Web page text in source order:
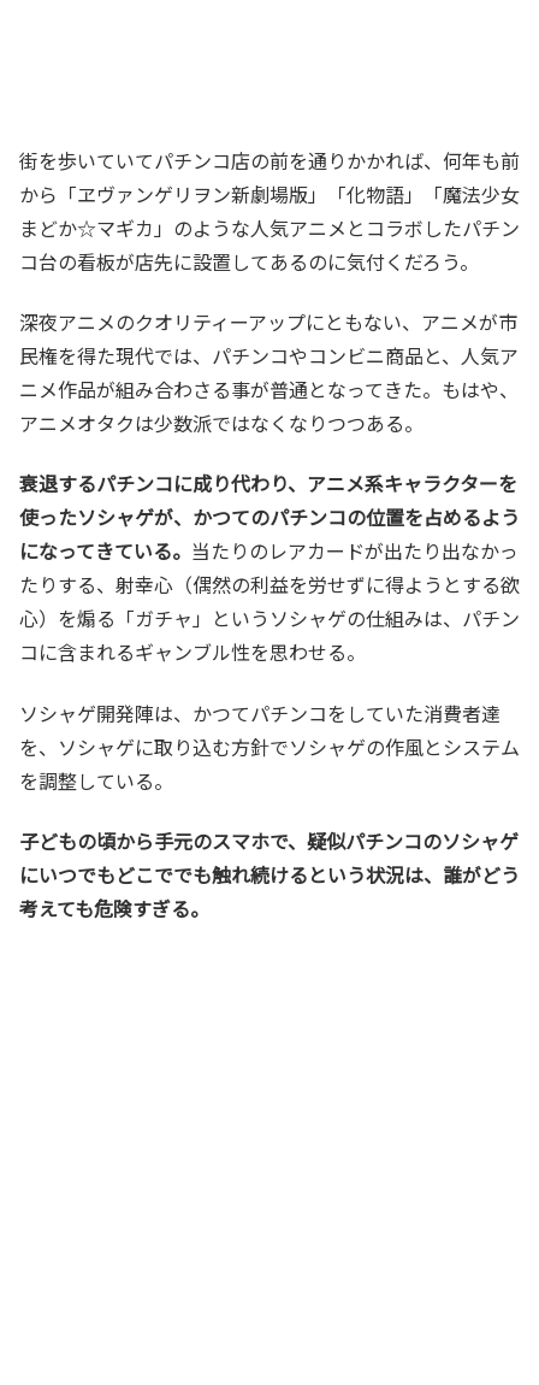
街を歩いていてパチンコ店の前を通りかかれば、何年も前
から「ヱヴァンゲリヲン新劇場版」「化物語」「魔法少女
まどか☆マギカ」のような人気アニメとコラボしたパチン
コ台の看板が店先に設置してあるのに気付くだろう。
深夜アニメのクオリティーアップにともない、アニメが市
民権を得た現代では、パチンコやコンビニ商品と、人気ア
ニメ作品が組み合わさる事が普通となってきた。もはや、
アニメオタクは少数派ではなくなりつつある。
衰退するパチンコに成り代わり、アニメ系キャラクターを
使ったソシャゲが、かつてのパチンコの位置を占めるよう
になってきている。 当たりのレアカードが出たり出なかっ
たりする、射幸心（偶然の利益を労せずに得ようとする欲
心）を煽る「ガチャ」というソシャゲの仕組みは、パチン
コに含まれるギャンブル性を思わせる。
ソシャゲ開発陣は、かつてパチンコをしていた消費者達
を、ソシャゲに取り込む方針でソシャゲの作風とシステム
を調整している。
子どもの頃から手元のスマホで、疑似パチンコのソシャゲ
にいつでもどこででも触れ続けるという状況は、誰がどう
考えても危険すぎる。